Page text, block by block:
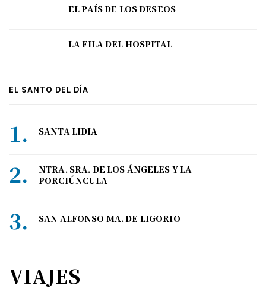
EL PAÍS DE LOS DESEOS
LA FILA DEL HOSPITAL
EL SANTO DEL DÍA
SANTA LIDIA
NTRA. SRA. DE LOS ÁNGELES Y LA
PORCIÚNCULA
SAN ALFONSO MA. DE LIGORIO
VIAJES